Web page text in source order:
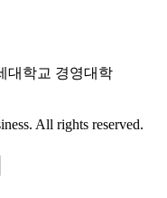
대학교 경영대학
All rights reserved.